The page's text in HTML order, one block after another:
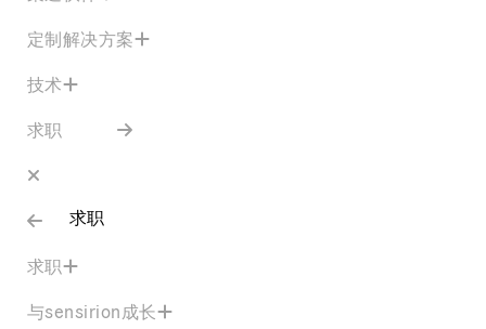
定制解决方案
技术
求职
求职
求职
与sensirion成长